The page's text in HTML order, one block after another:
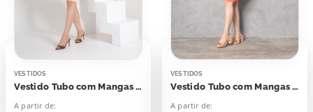
VESTIDOS
Vestido Tubo com Mangas Bege Supernatural
A partir de:
VESTIDOS
Vestido Tubo com Mangas Laranja Coral
A partir de: